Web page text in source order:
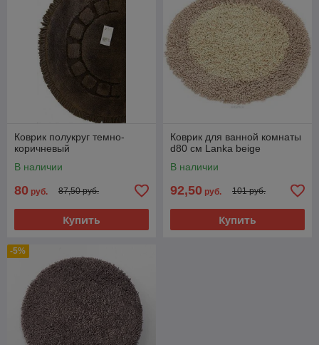
Коврик полукруг темно-
коричневый
В наличии
80 руб. 87,50 руб.
Купить
Коврик для ванной комнаты
d80 см Lanka beige
В наличии
92,50 руб. 101 руб.
Купить
-5%